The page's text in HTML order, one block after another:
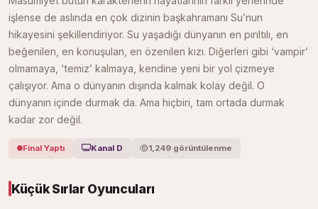
işlense de aslında en çok dizinin başkahramanı Su’nun
hikayesini şekillendiriyor. Su yaşadığı dünyanın en pırıltılı, en
beğenilen, en konuşulan, en özenilen kızı. Diğerleri gibi ‘vampir’
olmamaya, ‘temiz’ kalmaya, kendine yeni bir yol çizmeye
çalışıyor. Ama o dünyanın dışında kalmak kolay değil. O
dünyanın içinde durmak da. Ama hiçbiri, tam ortada durmak
kadar zor değil.
Final Yaptı Kanal D 1,249 görüntülenme
Küçük Sırlar Oyuncuları